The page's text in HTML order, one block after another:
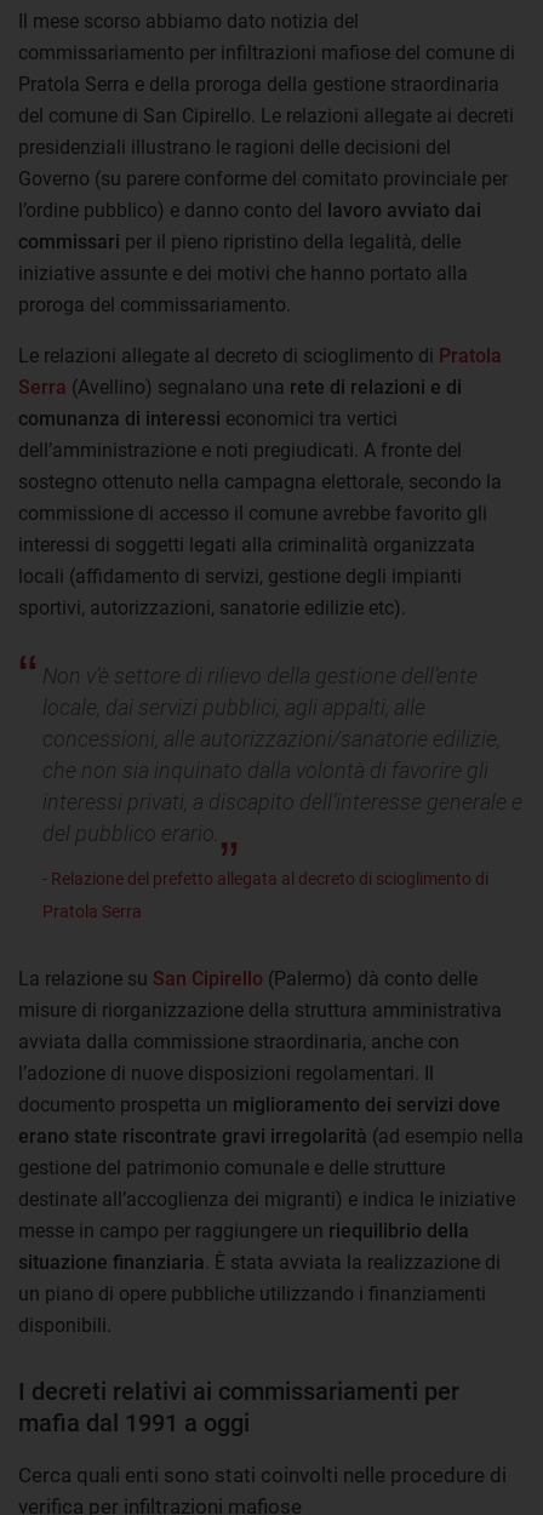
Il mese scorso abbiamo dato notizia del
commissariamento per infiltrazioni mafiose del comune di
Pratola Serra e della proroga della gestione straordinaria
del comune di San Cipirello. Le relazioni allegate ai decreti
presidenziali illustrano le ragioni delle decisioni del
Governo (su parere conforme del comitato provinciale per
l’ordine pubblico) e danno conto del lavoro avviato dai
commissari per il pieno ripristino della legalità, delle
iniziative assunte e dei motivi che hanno portato alla
proroga del commissariamento.
Le relazioni allegate al decreto di scioglimento di Pratola
Serra (Avellino) segnalano una rete di relazioni e di
comunanza di interessi economici tra vertici
dell’amministrazione e noti pregiudicati. A fronte del
sostegno ottenuto nella campagna elettorale, secondo la
commissione di accesso il comune avrebbe favorito gli
interessi di soggetti legati alla criminalità organizzata
locali (affidamento di servizi, gestione degli impianti
sportivi, autorizzazioni, sanatorie edilizie etc).
Non v’è settore di rilievo della gestione dell’ente
locale, dai servizi pubblici, agli appalti, alle
concessioni, alle autorizzazioni/sanatorie edilizie,
che non sia inquinato dalla volontà di favorire gli
interessi privati, a discapito dell’interesse generale e
del pubblico erario.
- Relazione del prefetto allegata al decreto di scioglimento di
Pratola Serra
La relazione su San Cipirello (Palermo) dà conto delle
misure di riorganizzazione della struttura amministrativa
avviata dalla commissione straordinaria, anche con
l’adozione di nuove disposizioni regolamentari. Il
documento prospetta un miglioramento dei servizi dove
erano state riscontrate gravi irregolarità (ad esempio nella
gestione del patrimonio comunale e delle strutture
destinate all’accoglienza dei migranti) e indica le iniziative
messe in campo per raggiungere un riequilibrio della
situazione finanziaria. È stata avviata la realizzazione di
un piano di opere pubbliche utilizzando i finanziamenti
disponibili.
I decreti relativi ai commissariamenti per
mafia dal 1991 a oggi
Cerca quali enti sono stati coinvolti nelle procedure di
verifica per infiltrazioni mafiose